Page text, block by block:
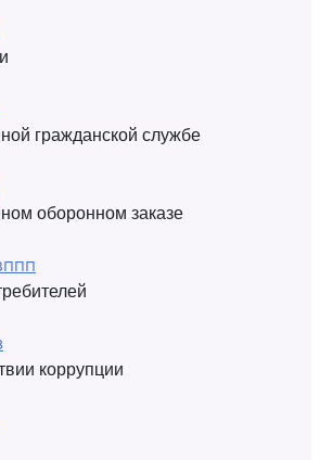
гражданской службе
оборонном заказе
ЗППП
коррупции